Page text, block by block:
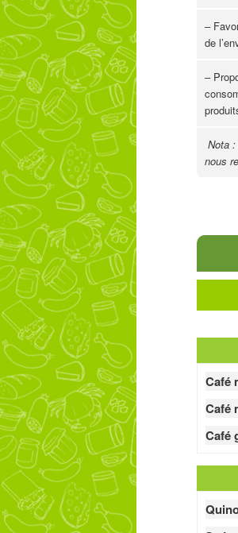
–
de
–
Nota
nous
Café
Café
Café